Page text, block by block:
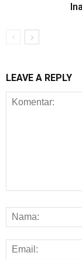
LEAVE A REPLY